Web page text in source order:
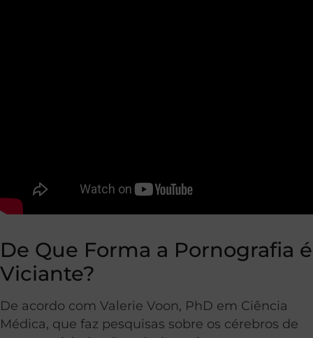
De Que Forma a Pornografia é
Viciante?
De acordo com Valerie Voon, PhD em Ciência
Médica, que faz pesquisas sobre os cérebros de